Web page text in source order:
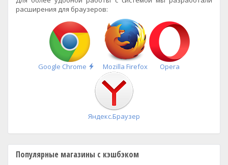
расширения для браузеров:
Google Chrome
Быстрая
установка
Mozilla Firefox Opera
Яндекс.Браузер
Популярные магазины с кэшбэком